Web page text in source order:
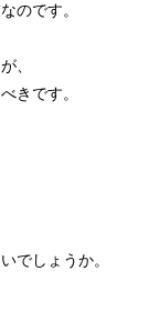
のです。
、
きです。
でしょうか。